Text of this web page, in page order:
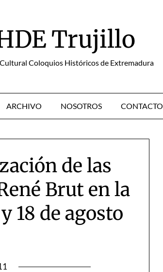
Trujillo
Coloquios Históricos de Extremadura
ARCHIVO NOSOTROS CONTACTO
de las
Brut en la
18 de agosto